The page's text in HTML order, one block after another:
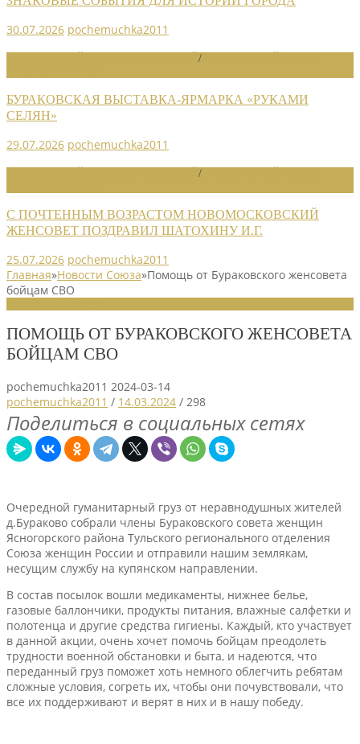
30.07.2026 pochemuchka2011
/
БУРАКОВСКАЯ ВЫСТАВКА-ЯРМАРКА «РУКАМИ
СЕЛЯН»
29.07.2026 pochemuchka2011
/
С ПОЧТЕННЫМ ВОЗРАСТОМ НОВОМОСКОВСКИЙ
ЖЕНСОВЕТ ПОЗДРАВИЛ ШАТОХИНУ И.Г.
25.07.2026 pochemuchka2011
Главная»Новости Союза»Помощь от Бураковского женсовета
бойцам СВО
ПОМОЩЬ ОТ БУРАКОВСКОГО ЖЕНСОВЕТА
БОЙЦАМ СВО
pochemuchka2011 2024-03-14
pochemuchka2011 / 14.03.2024 / 298
Поделиться в социальных сетях
Очередной гуманитарный груз от неравнодушных жителей
д.Бураково собрали члены Бураковского совета женщин
Ясногорского района Тульского регионального отделения
Союза женщин России и отправили нашим землякам,
несущим службу на купянском направлении.
В состав посылок вошли медикаменты, нижнее белье,
газовые баллончики, продукты питания, влажные салфетки и
полотенца и другие средства гигиены. Каждый, кто участвует
в данной акции, очень хочет помочь бойцам преодолеть
трудности военной обстановки и быта, и надеются, что
переданный груз поможет хоть немного облегчить ребятам
сложные условия, согреть их, чтобы они почувствовали, что
все их поддерживают и верят в них и в нашу победу.